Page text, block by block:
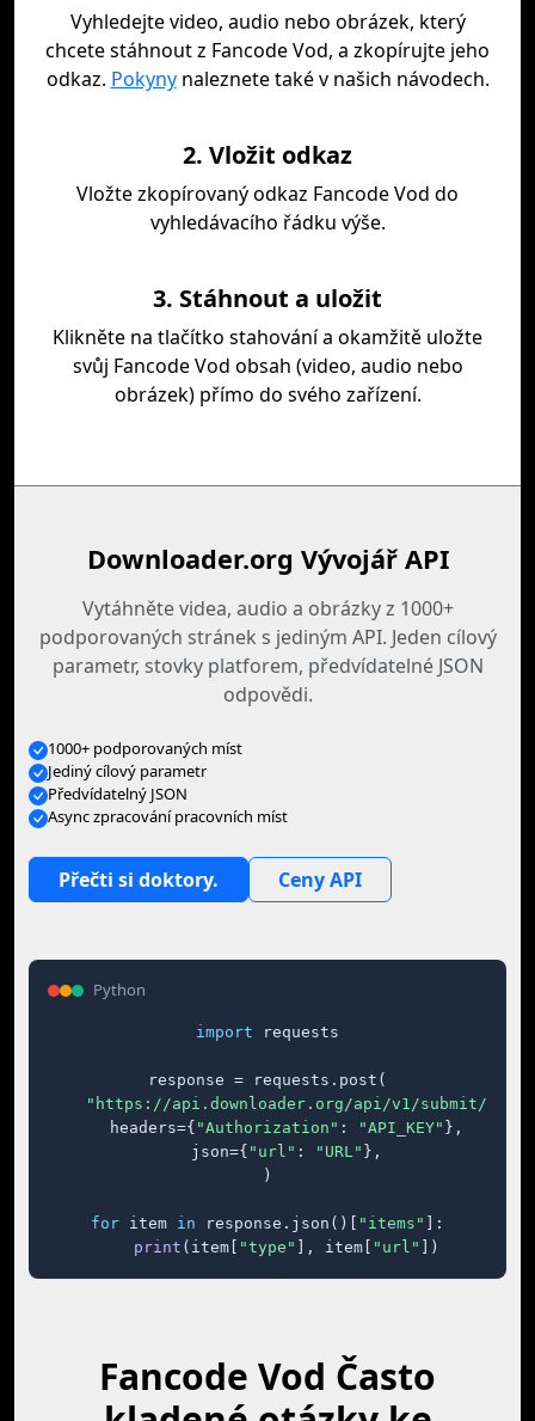
Vyhledejte video, audio nebo obrázek, který
chcete stáhnout z Fancode Vod, a zkopírujte jeho
odkaz. Pokynynaleznete také v našich návodech.
2. Vložit odkaz
Vložte zkopírovaný odkaz Fancode Vod do
vyhledávacího řádku výše.
3. Stáhnout a uložit
Klikněte na tlačítko stahování a okamžitě uložte
svůj Fancode Vod obsah (video, audio nebo
obrázek) přímo do svého zařízení.
Downloader.org Vývojář API
Vytáhněte videa, audio a obrázky z 1000+
podporovaných stránek s jediným API. Jeden cílový
parametr, stovky platforem, předvídatelné JSON
odpovědi.
1000+ podporovaných míst
Jediný cílový parametr
Předvídatelný JSON
Async zpracování pracovních míst
Přečti si doktory. Ceny API
Python
import requests
response = requests.post(
"https://api.downloader.org/api/v1/submit/"
    headers={
"Authorization" : "API_KEY" },
    json={
"url" : "URL" },
)
for item in response.json()[ "items"
]:
print (item[ "type" ], item[ "url" ])
Fancode Vod Často